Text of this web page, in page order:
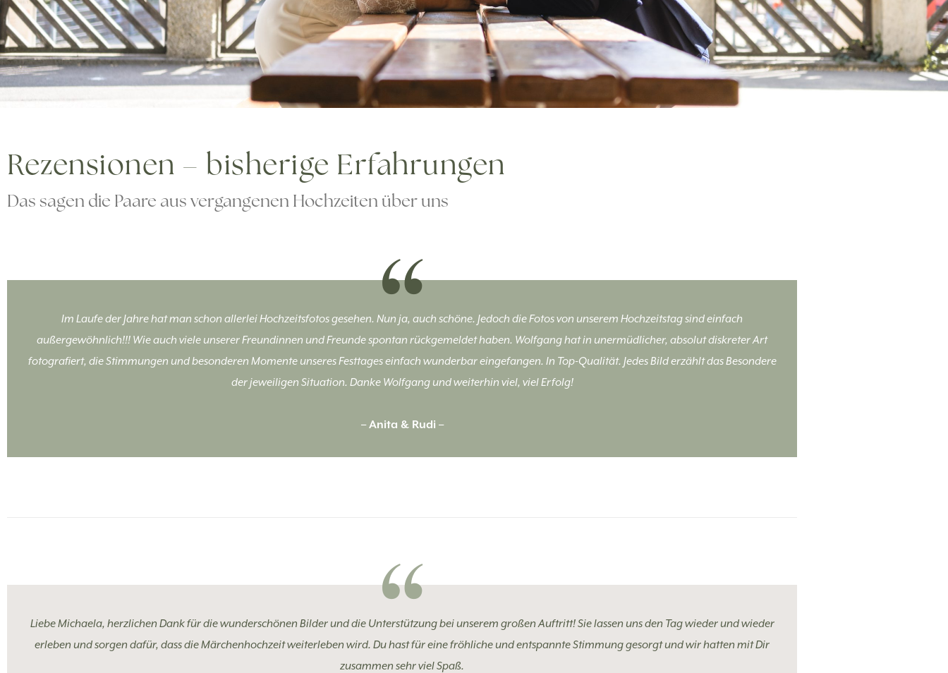
Rezensionen – bisherige Erfahrungen
Das sagen die Paare aus vergangenen Hochzeiten über uns
Im Laufe der Jahre hat man schon allerlei Hochzeitsfotos gesehen. Nun ja, auch schöne. Jedoch die Fotos von unserem Hochzeitstag sind einfach
außergewöhnlich!!! Wie auch viele unserer Freundinnen und Freunde spontan rückgemeldet haben. Wolfgang hat in unermüdlicher, absolut diskreter Art
fotografiert, die Stimmungen und besonderen Momente unseres Festtages einfach wunderbar eingefangen. In Top-Qualität. Jedes Bild erzählt das Besondere
der jeweiligen Situation. Danke Wolfgang und weiterhin viel, viel Erfolg!
– Anita & Rudi –
Liebe Michaela, herzlichen Dank für die wunderschönen Bilder und die Unterstützung bei unserem großen Auftritt! Sie lassen uns den Tag wieder und wieder
erleben und sorgen dafür, dass die Märchenhochzeit weiterleben wird. Du hast für eine fröhliche und entspannte Stimmung gesorgt und wir hatten mit Dir
zusammen sehr viel Spaß.